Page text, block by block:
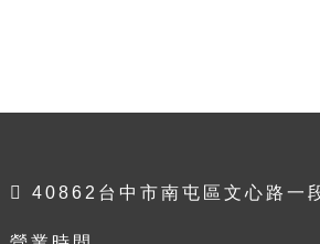
40862台中市南屯區文心路一